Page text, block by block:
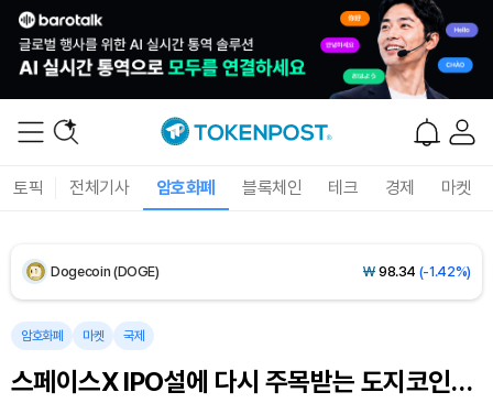
토픽 전체기사 암호화폐 블록체인 테크 경제 마켓
XRP (XRP) ₩1,451(-3.12%)
Dogecoin (DOGE) ₩ 98.34 (-1.42%)
Bitcoin (BTC)
암호화폐 마켓 국제
스페이스X IPO설에 다시 주목받는 도지코인…